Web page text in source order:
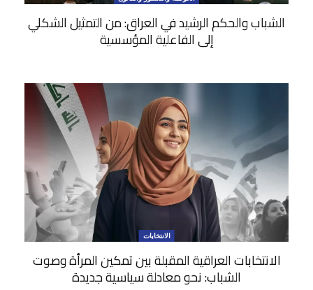
الشباب والحكم الرشيد في العراق: من التمثيل الشكلي
إلى الفاعلية المؤسسية
الانتخابات
الانتخابات العراقية المقبلة بين تمكين المرأة وصوت
الشباب: نحو معادلة سياسية جديدة